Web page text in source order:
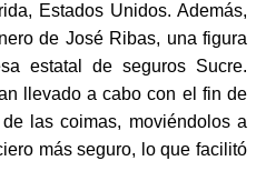
Estados Unidos. Además,
de José Ribas, una figura
estatal de seguros Sucre.
llevado a cabo con el fin de
las coimas, moviéndolos a
más seguro, lo que facilitó